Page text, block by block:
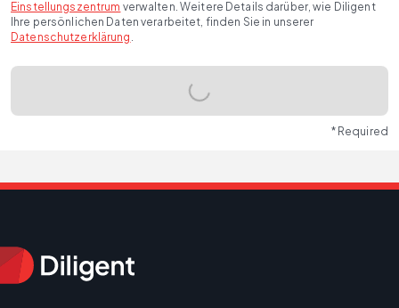
Einstellungszentrum verwalten. Weitere Details darüber, wie Diligent
Ihre persönlichen Daten verarbeitet, finden Sie in unserer
Datenschutzerklärung .
* Required